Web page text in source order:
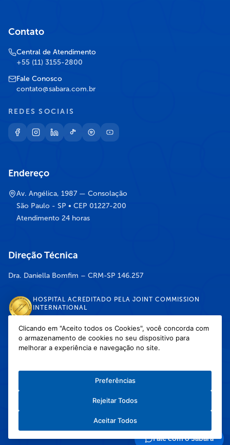
Fale com o Sabará
Contato
Central de Atendimento
+55 (11) 3155-2800
Fale Conosco
contato@sabara.com.br
REDES SOCIAIS
Endereço
Av. Angélica, 1987 — Consolação
São Paulo - SP • CEP 01227-200
Atendimento 24 horas
Direção Técnica
Dra. Daniella Bomfim – CRM-SP 146.257
HOSPITAL ACREDITADO PELA JOINT COMMISSION
INTERNATIONAL
DISPONÍVEL NAS LOJAS
Política de Cookies
Copyright © 2026 Hospital Infantil Sabará — Todos os direitos reservados.
Clicando em "Aceito todos os Cookies", você concorda com
o armazenamento de cookies no seu dispositivo para
melhorar a experiência e navegação no site.
Preferências
Rejeitar Todos
Aceitar Todos